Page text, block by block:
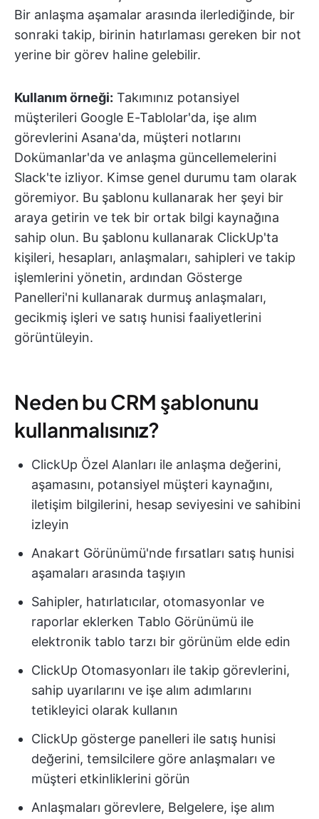
Bir anlaşma aşamalar arasında ilerlediğinde, bir
sonraki takip, birinin hatırlaması gereken bir not
yerine bir görev haline gelebilir.
Kullanım örneği: Takımınız potansiyel
müşterileri Google E-Tablolar'da, işe alım
görevlerini Asana'da, müşteri notlarını
Dokümanlar'da ve anlaşma güncellemelerini
Slack'te izliyor. Kimse genel durumu tam olarak
göremiyor. Bu şablonu kullanarak her şeyi bir
araya getirin ve tek bir ortak bilgi kaynağına
sahip olun. Bu şablonu kullanarak ClickUp'ta
kişileri, hesapları, anlaşmaları, sahipleri ve takip
işlemlerini yönetin, ardından Gösterge
Panelleri'ni kullanarak durmuş anlaşmaları,
gecikmiş işleri ve satış hunisi faaliyetlerini
görüntüleyin.
Neden bu CRM şablonunu
kullanmalısınız?
ClickUp Özel Alanları ile anlaşma değerini,
aşamasını, potansiyel müşteri kaynağını,
iletişim bilgilerini, hesap seviyesini ve sahibini
izleyin
Anakart Görünümü'nde fırsatları satış hunisi
aşamaları arasında taşıyın
Sahipler, hatırlatıcılar, otomasyonlar ve
raporlar eklerken Tablo Görünümü ile
elektronik tablo tarzı bir görünüm elde edin
ClickUp Otomasyonları ile takip görevlerini,
sahip uyarılarını ve işe alım adımlarını
tetikleyici olarak kullanın
ClickUp gösterge panelleri ile satış hunisi
değerini, temsilcilere göre anlaşmaları ve
müşteri etkinliklerini görün
Anlaşmaları görevlere, Belgelere, işe alım